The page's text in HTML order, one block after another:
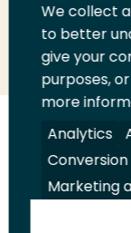
Deel
LinkedIn
Deel
op
Twitter
op
Volg
ons
op
LinkedIn
Volg
ons
op
Volg
ons
op
Juridisch
We collect
to better
give your
purposes,
more
Analytics
Marketing